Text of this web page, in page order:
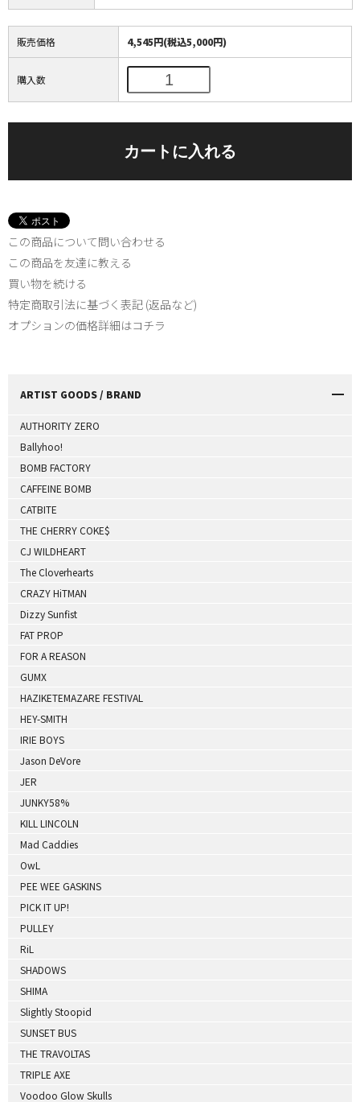
販売価格 4,545円(税込5,000円)
購入数
この商品について問い合わせる
この商品を友達に教える
買い物を続ける
特定商取引法に基づく表記 (返品など)
オプションの価格詳細はコチラ
ARTIST GOODS / BRAND
AUTHORITY ZERO
Ballyhoo!
BOMB FACTORY
CAFFEINE BOMB
CATBITE
THE CHERRY COKE$
CJ WILDHEART
The Cloverhearts
CRAZY HiTMAN
Dizzy Sunfist
FAT PROP
FOR A REASON
GUMX
HAZIKETEMAZARE FESTIVAL
HEY-SMITH
IRIE BOYS
Jason DeVore
JER
JUNKY58%
KILL LINCOLN
Mad Caddies
OwL
PEE WEE GASKINS
PICK IT UP!
PULLEY
RiL
SHADOWS
SHIMA
Slightly Stoopid
SUNSET BUS
THE TRAVOLTAS
TRIPLE AXE
Voodoo Glow Skulls